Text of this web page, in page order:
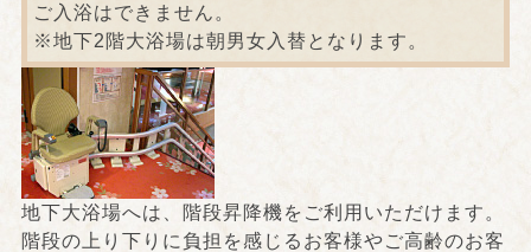
ご入浴はできません。
※地下2階大浴場は朝男女入替となります。
地下大浴場へは、階段昇降機をご利用いただけます。
階段の上り下りに負担を感じるお客様やご高齢のお客